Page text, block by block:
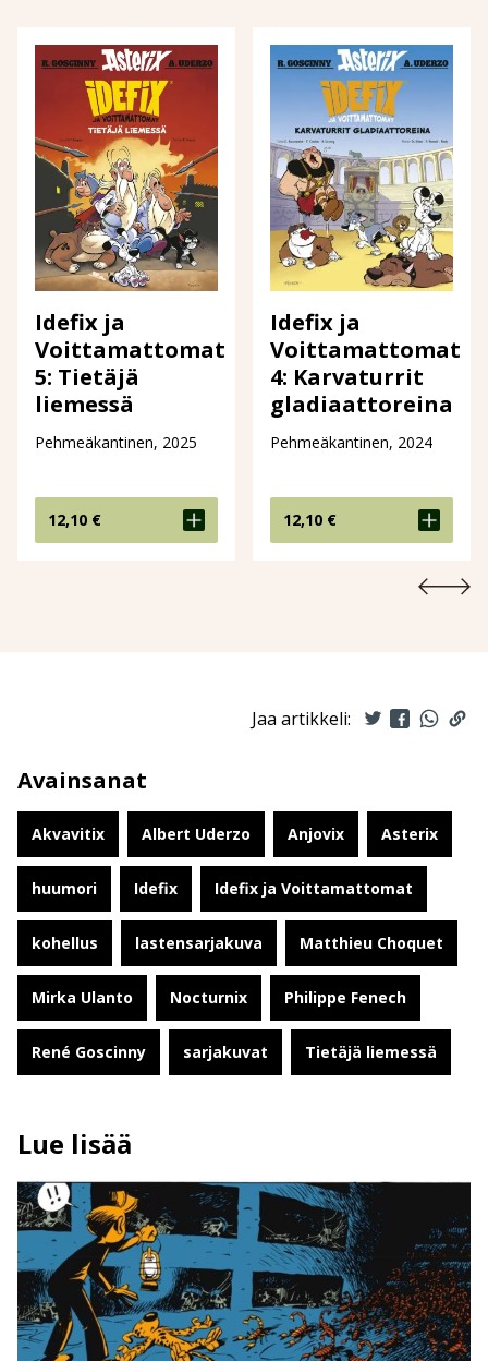
Idefix ja
Voittamattomat
5: Tietäjä
liemessä
Pehmeäkantinen, 2025
12,10 €
Idefix ja
Voittamattomat
4: Karvaturrit
gladiaattoreina
Pehmeäkantinen, 2024
12,10 €
Jaa artikkeli:
Avainsanat
Akvavitix Albert Uderzo Anjovix Asterix
huumori Idefix Idefix ja Voittamattomat
kohellus lastensarjakuva Matthieu Choquet
Mirka Ulanto Nocturnix Philippe Fenech
René Goscinny sarjakuvat Tietäjä liemessä
Lue lisää